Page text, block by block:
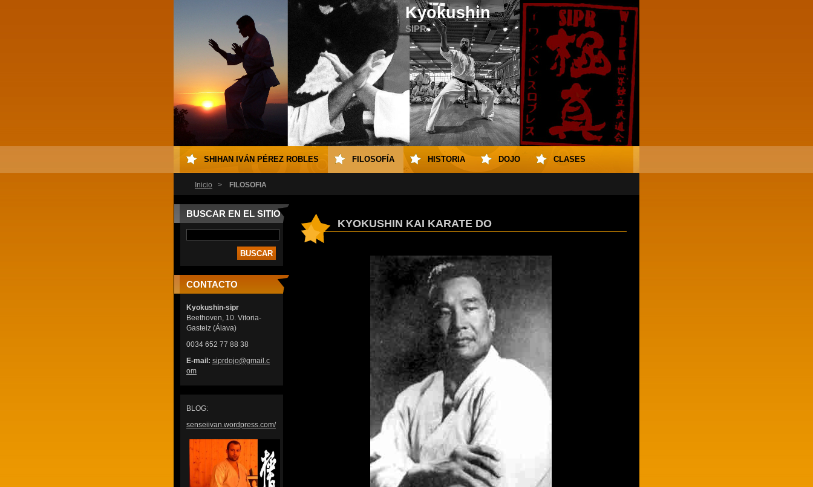
Kyokushin
SIPR
Inicio > FILOSOFÍA
BUSCAR EN EL SITIO
CONTACTO
Kyokushin-sipr
Beethoven, 10. Vitoria-
Gasteiz (Álava)
0034 652 77 88 38
E-mail: siprdojo@gmail.c
om
BLOG:
senseiivan.wordpress.com/
KYOKUSHIN KAI KARATE DO
SHIHAN IVÁN PÉREZ ROBLES FILOSOFÍA HISTORIA DOJO CLASES